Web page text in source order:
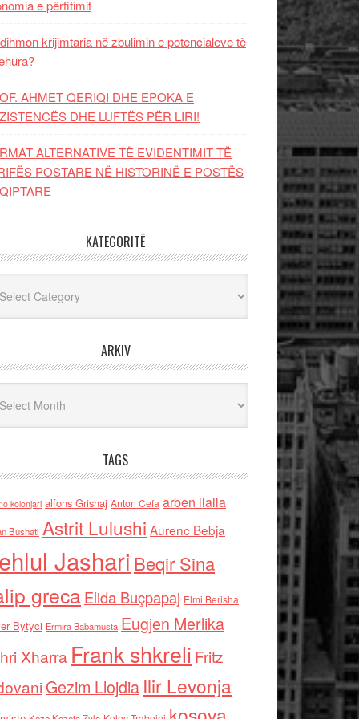
e përfitimit
krijimtaria në zbulimin e potencialeve të
AHMET QERIQI DHE EPOKA E
DHE LUFTЁS PЁR LIRI!
ALTERNATIVE TË EVIDENTIMIT TË
POSTARE NË HISTORINË E POSTËS
KATEGORITË
ARKIV
TAGS
kolonjari alfons Grishaj Anton Cefa arben llalla
Bushati Astrit Lulushi Aurenc Bebja
Jashari Beqir Sina
grecaElida Buçpapaj Elmi Berisha
Bytyci Ermira Babamusta Eugjen Merlika
Xharra Frank shkreli Fritz
Gezim Llojdia Ilir Levonja